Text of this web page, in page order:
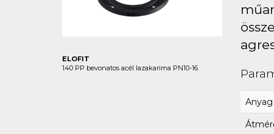
ELOFIT
140 PP bevonatos acél lazakarima PN10-16
Anyag